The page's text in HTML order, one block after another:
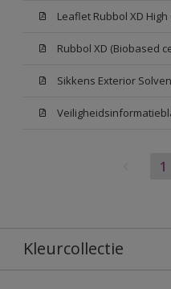
Leaflet Rubbol XD High
Rubbol XD (Biobased
1
Kleurcollectie